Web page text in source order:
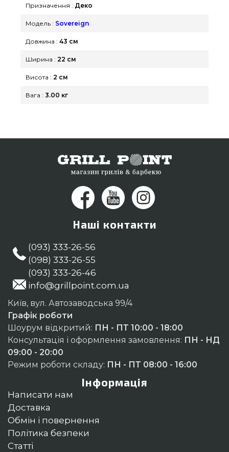
Призначення : Деко
Модель : Sovereign
Довжина : 43 см
Ширина : 22 см
Висота : 2 см
Вага : 3.00 кг
Наші контакти
(093) 333-26-56
(098) 333-26-55
(093) 333-26-46
info@grillpoint.com.ua
Київ, вул. Автозаводська 99/4
Графік роботи
Шоурум відкритий: ПН - ПТ 10:00 - 18:00
Консультація і оформлення замовлення: ПН - НД
09:00 - 20:00
Режим роботи складу: ПН - ПТ 08:00 - 16:00
Інформація
Написати нам
Доставка
Обмін і повернення
Політика безпеки
Статті